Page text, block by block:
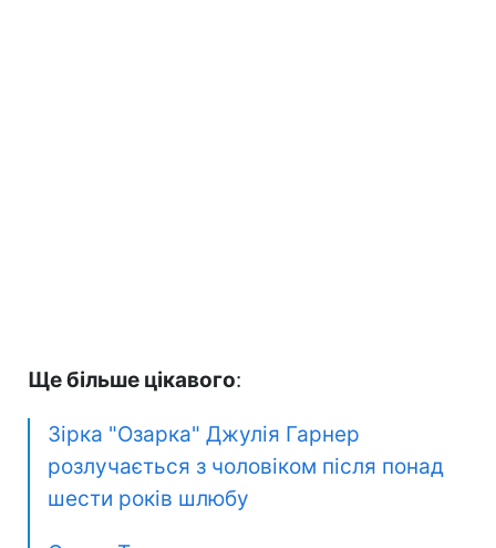
Ще більше цікавого:
Зірка "Озарка" Джулія Гарнер
розлучається з чоловіком після понад
шести років шлюбу